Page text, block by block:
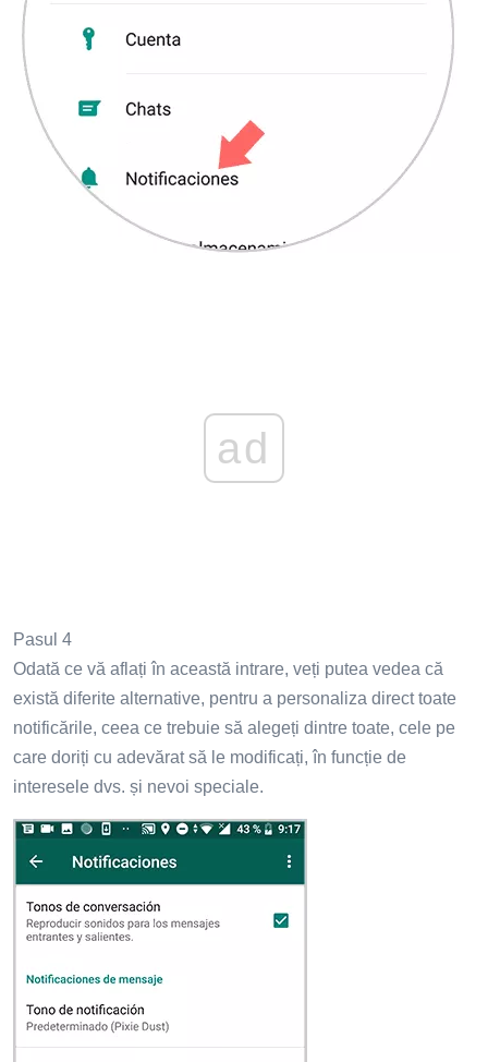
ad
Pasul 4
Odată ce vă aflați în această intrare, veți putea vedea că
există diferite alternative, pentru a personaliza direct toate
notificările, ceea ce trebuie să alegeți dintre toate, cele pe
care doriți cu adevărat să le modificați, în funcție de
interesele dvs. și nevoi speciale.